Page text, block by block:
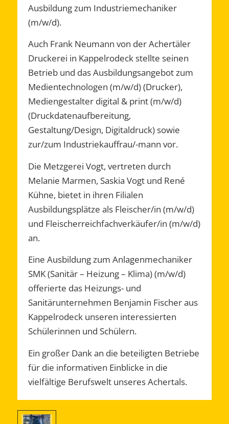
Ausbildung zum Industriemechaniker
(m/w/d).
Auch Frank Neumann von der Achertäler
Druckerei in Kappelrodeck stellte seinen
Betrieb und das Ausbildungsangebot zum
Medientechnologen (m/w/d) (Drucker),
Mediengestalter digital & print (m/w/d)
(Druckdatenaufbereitung,
Gestaltung/Design, Digitaldruck) sowie
zur/zum Industriekauffrau/-mann vor.
Die Metzgerei Vogt, vertreten durch
Melanie Marmen, Saskia Vogt und René
Kühne, bietet in ihren Filialen
Ausbildungsplätze als Fleischer/in (m/w/d)
und Fleischerreichfachverkäufer/in (m/w/d)
an.
Eine Ausbildung zum Anlagenmechaniker
SMK (Sanitär – Heizung – Klima) (m/w/d)
offerierte das Heizungs- und
Sanitärunternehmen Benjamin Fischer aus
Kappelrodeck unseren interessierten
Schülerinnen und Schülern.
Ein großer Dank an die beteiligten Betriebe
für die informativen Einblicke in die
vielfältige Berufswelt unseres Achertals.